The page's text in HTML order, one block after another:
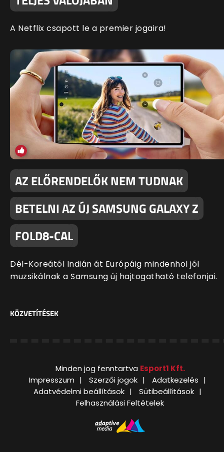
A Netflix csapott le a premier jogaira!
AZ ELŐRENDELŐK NEM TUDNAK
BETELNI AZ ÚJ SAMSUNG GALAXY Z
FOLD8-CAL
Dél-Koreától Indián át Európáig mindenhol jól
muzsikálnak a Samsung új hajtogatható telefonjai.
KÖZVETÍTÉSEK
Minden jog fenntartva Esport1 Kft.
Impresszum
Szerzői jogok
Adatkezelés
Adatvédelmi beállítások
Sütibeállítások
Felhasználási Feltételek